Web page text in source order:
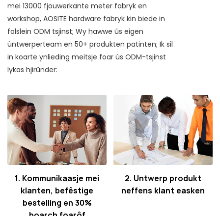
mei 13000 fjouwerkante meter fabryk en
workshop, AOSITE hardware fabryk kin biede in
folslein ODM tsjinst; Wy hawwe ús eigen
ûntwerperteam en 50+ produkten patinten; Ik sil
in koarte ynlieding meitsje foar ús ODM-tsjinst
lykas hjirûnder:
1. Kommunikaasje mei
klanten, befêstige
bestelling en 30%
2. Untwerp produkt
neffens klant easken